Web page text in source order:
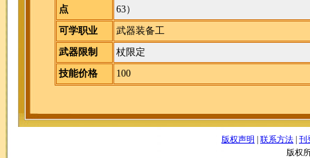
点
63）
可学职业 武器装备工
武器限制 杖限定
技能价格 100
版权声明 联系方法 刊
版权